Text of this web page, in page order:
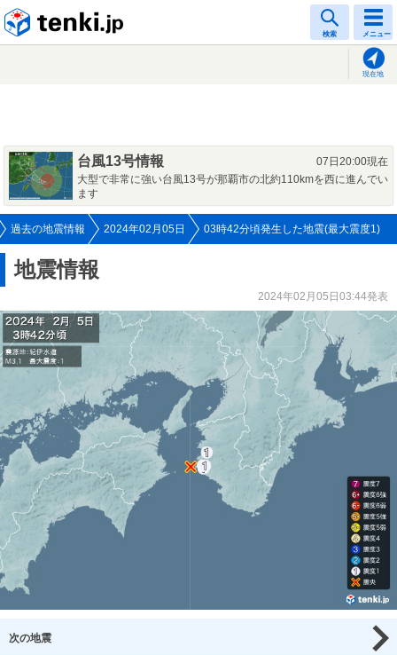
検索 メニュー
現在地
台風13号情報
07日20:00現在
大型で非常に強い台風13号が那覇市の北約110kmを西に進んでい
ます
過去の地震情報 2024年02月05日 03時42分頃発生した地震(最大震度1)
地震情報
2024年02月05日03:44発表
次の地震